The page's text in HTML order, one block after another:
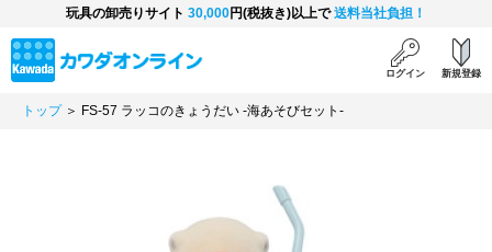
玩具の卸売りサイト 30,000円(税抜き)以上で送料当社負担！
ログイン 新規登録
トップ＞ FS-57 ラッコのきょうだい -海あそびセット-